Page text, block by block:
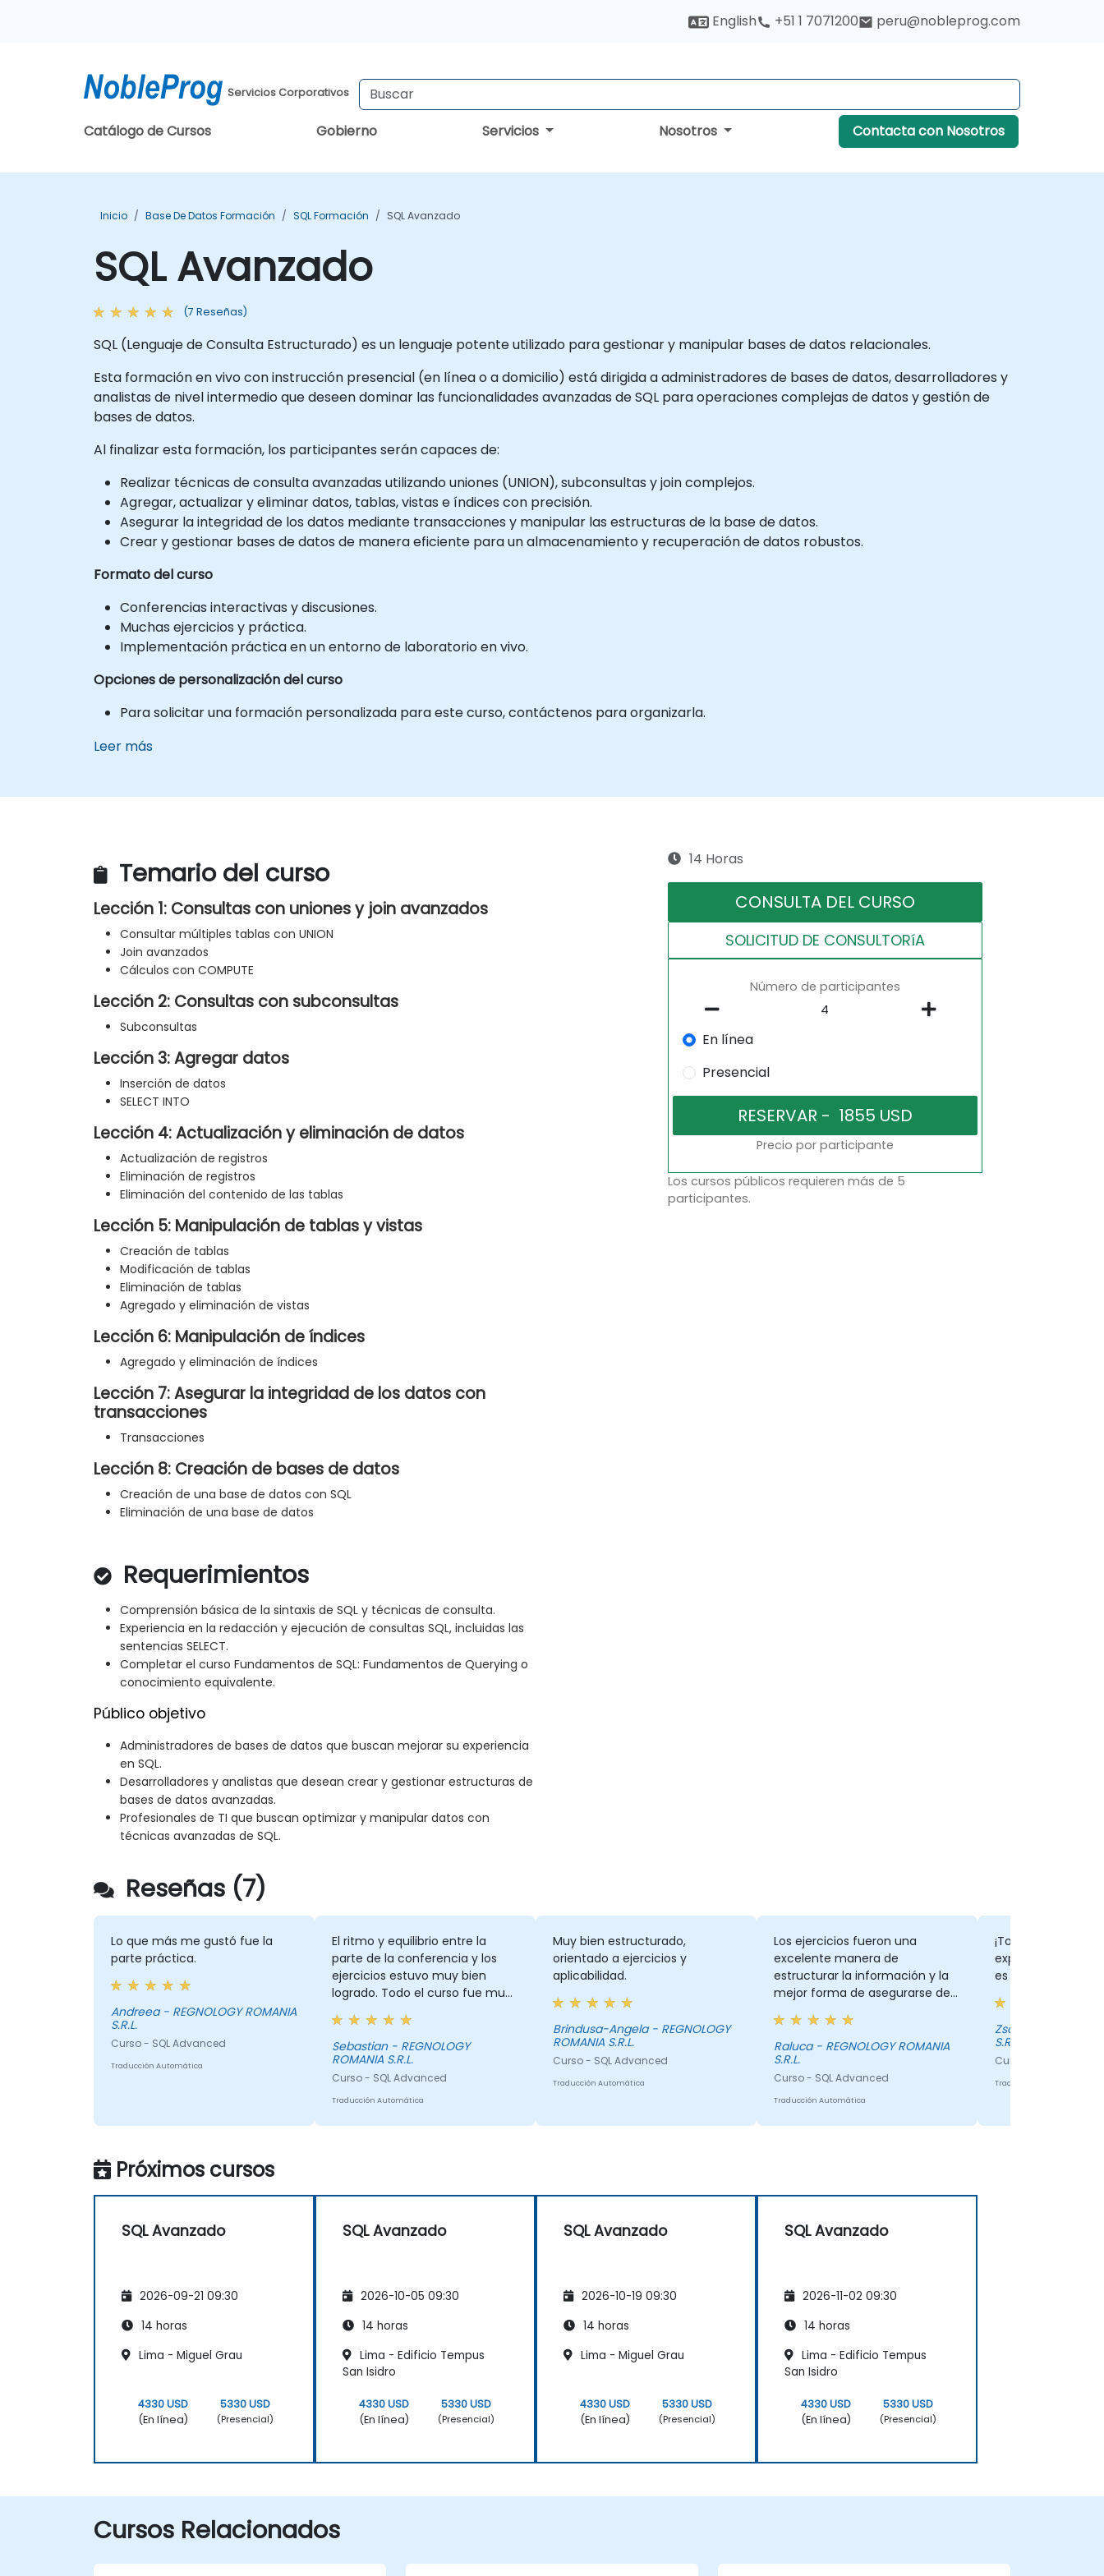
English +51 1 7071200 peru@nobleprog.com
Servicios Corporativos
Catálogo de Cursos Gobierno Servicios Nosotros Contacta con Nosotros
Inicio Base De Datos Formación SQL Formación SQL Avanzado
SQL Avanzado
(7 Reseñas)
SQL (Lenguaje de Consulta Estructurado) es un lenguaje potente utilizado para gestionar y manipular bases de datos relacionales.
Esta formación en vivo con instrucción presencial (en línea o a domicilio) está dirigida a administradores de bases de datos, desarrolladores y
analistas de nivel intermedio que deseen dominar las funcionalidades avanzadas de SQL para operaciones complejas de datos y gestión de
bases de datos.
Al finalizar esta formación, los participantes serán capaces de:
Realizar técnicas de consulta avanzadas utilizando uniones (UNION), subconsultas y join complejos.
Agregar, actualizar y eliminar datos, tablas, vistas e índices con precisión.
Asegurar la integridad de los datos mediante transacciones y manipular las estructuras de la base de datos.
Crear y gestionar bases de datos de manera eficiente para un almacenamiento y recuperación de datos robustos.
Formato del curso
Conferencias interactivas y discusiones.
Muchas ejercicios y práctica.
Implementación práctica en un entorno de laboratorio en vivo.
Opciones de personalización del curso
Para solicitar una formación personalizada para este curso, contáctenos para organizarla.
Leer más
Temario del curso
Lección 1: Consultas con uniones y join avanzados
Consultar múltiples tablas con UNION
Join avanzados
Cálculos con COMPUTE
Lección 2: Consultas con subconsultas
Subconsultas
Lección 3: Agregar datos
Inserción de datos
SELECT INTO
Lección 4: Actualización y eliminación de datos
Actualización de registros
Eliminación de registros
Eliminación del contenido de las tablas
Lección 5: Manipulación de tablas y vistas
Creación de tablas
Modificación de tablas
Eliminación de tablas
Agregado y eliminación de vistas
Lección 6: Manipulación de índices
Agregado y eliminación de índices
Lección 7: Asegurar la integridad de los datos con
transacciones
Transacciones
Lección 8: Creación de bases de datos
Creación de una base de datos con SQL
Eliminación de una base de datos
Requerimientos
Comprensión básica de la sintaxis de SQL y técnicas de consulta.
Experiencia en la redacción y ejecución de consultas SQL, incluidas las
sentencias SELECT.
Completar el curso Fundamentos de SQL: Fundamentos de Querying o
conocimiento equivalente.
Público objetivo
Administradores de bases de datos que buscan mejorar su experiencia
en SQL.
Desarrolladores y analistas que desean crear y gestionar estructuras de
bases de datos avanzadas.
Profesionales de TI que buscan optimizar y manipular datos con
técnicas avanzadas de SQL.
14 Horas
CONSULTA DEL CURSO
SOLICITUD DE CONSULTORíA
Número de participantes
En línea
Presencial
Precio por participante
Los cursos públicos requieren más de 5
participantes.
Reseñas (7)
Lo que más me gustó fue la
parte práctica.
Andreea - REGNOLOGY ROMANIA
S.R.L.
Curso - SQL Advanced
Traducción Automática
El ritmo y equilibrio entre la
parte de la conferencia y los
ejercicios estuvo muy bien
logrado. Todo el curso fue muy
ameno.
Sebastian - REGNOLOGY
ROMANIA S.R.L.
Curso - SQL Advanced
Traducción Automática
Muy bien estructurado,
orientado a ejercicios y
aplicabilidad.
Brindusa-Angela - REGNOLOGY
ROMANIA S.R.L.
Curso - SQL Advanced
Traducción Automática
Los ejercicios fueron una
excelente manera de
estructurar la información y la
mejor forma de asegurarse de
que comprendiste/asimilaste
todo lo presentado.
Raluca - REGNOLOGY ROMANIA
S.R.L.
Curso - SQL Advanced
Traducción Automática
¡Todo, los
explicaciones
es un gran
Zsolt - REGNOLOGY ROMANIA
S.R.L.
Curso - SQL
Traducción Automática
Próximos cursos
SQL Avanzado
2026-09-21 09:30
14 horas
Lima - Miguel Grau
4330 USD
(En línea)
5330 USD
(Presencial)
SQL Avanzado
2026-10-05 09:30
14 horas
Lima - Edificio Tempus
San Isidro
4330 USD
(En línea)
5330 USD
(Presencial)
SQL Avanzado
2026-10-19 09:30
14 horas
Lima - Miguel Grau
4330 USD
(En línea)
5330 USD
(Presencial)
SQL Avanzado
2026-11-02 09:30
14 horas
Lima - Edificio Tempus
San Isidro
4330 USD
(En línea)
5330 USD
(Presencial)
Cursos Relacionados